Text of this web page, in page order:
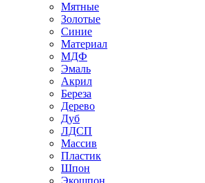
Мятные
Золотые
Синие
Материал
МДФ
Эмаль
Акрил
Береза
Дерево
Дуб
ЛДСП
Массив
Пластик
Шпон
Экошпон